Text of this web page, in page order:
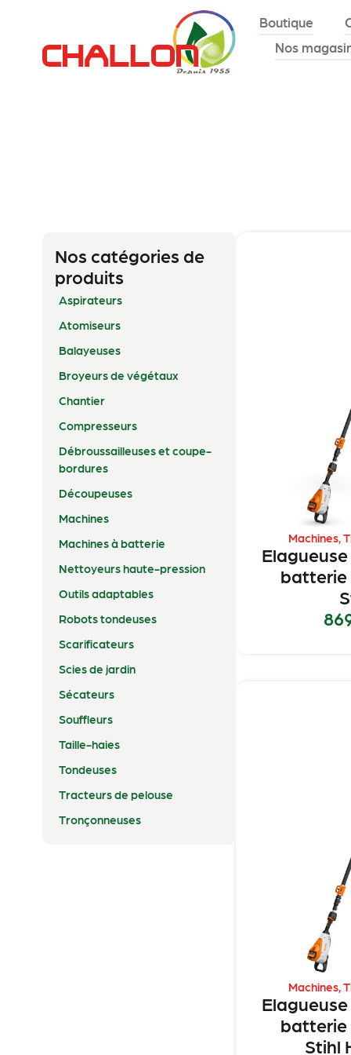
Boutique
Nos
Nos catégories de
produits
Aspirateurs
Atomiseurs
Balayeuses
Broyeurs de végétaux
Chantier
Compresseurs
Débroussailleuses et coupe-
bordures
Découpeuses
Machines
Machines à batterie
Nettoyeurs haute-pression
Outils adaptables
Robots tondeuses
Scarificateurs
Scies de jardin
Sécateurs
Souffleurs
Taille-haies
Tondeuses
Tracteurs de pelouse
Tronçonneuses
Machines ,
batterie
Machines ,
batterie
Stihl